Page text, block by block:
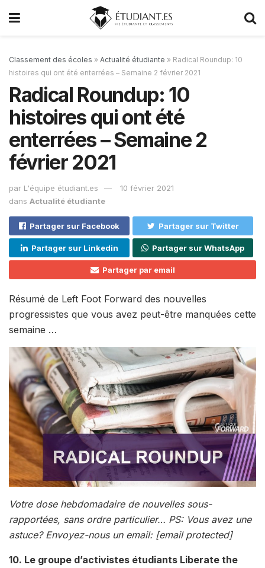
Classement des écoles » Actualité étudiante » Radical Roundup: 10
histoires qui ont été enterrées – Semaine 2 février 2021
Radical Roundup: 10
histoires qui ont été
enterrées – Semaine 2
février 2021
par L'équipe étudiant.es
10 février 2021
dans Actualité étudiante
Partager sur Facebook Partager sur Twitter
Partager sur Linkedin Partager sur WhatsApp
Partager par email
Résumé de Left Foot Forward des nouvelles
progressistes que vous avez peut-être manquées cette
semaine …
Votre dose hebdomadaire de nouvelles sous-
rapportées, sans ordre particulier… PS: Vous avez une
astuce? Envoyez-nous un email: [email protected]
10. Le groupe d’activistes étudiants Liberate the